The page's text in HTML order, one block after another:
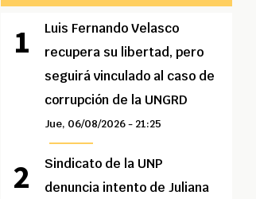
Luis Fernando Velasco
recupera su libertad, pero
seguirá vinculado al caso de
corrupción de la UNGRD
Jue, 06/08/2026 - 21:25
Sindicato de la UNP
denuncia intento de Juliana